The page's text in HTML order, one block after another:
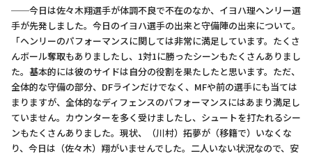
──今日は佐々木翔選手が体調不良で不在のなか、イヨハ理ヘンリー選
手が先発しました。今日のイヨハ選手の出来と守備陣の出来について。
「ヘンリーのパフォーマンスに関しては非常に満足しています。たくさ
んボール奪取もありましたし、1対1に勝ったシーンもたくさんありまし
た。基本的には彼のサイドは自分の役割を果たしたと思います。ただ、
全体的な守備の部分、DFラインだけでなく、MFや前の選手にも当ては
まりますが、全体的なディフェンスのパフォーマンスにはあまり満足し
ていません。カウンターを多く受けましたし、シュートを打たれるシー
ンもたくさんありました。現状、（川村）拓夢が（移籍で）いなくな
り、今日は（佐々木）翔がいませんでした。二人いない状況なので、安